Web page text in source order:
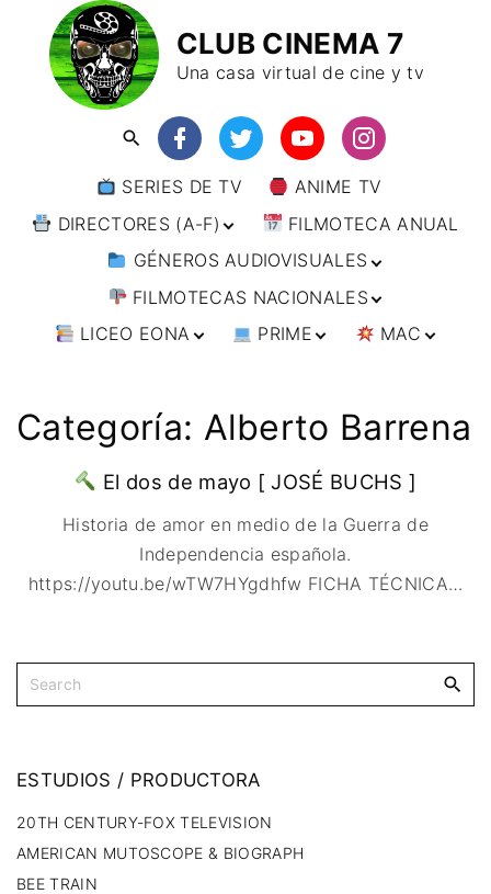
CLUB CINEMA 7
Una casa virtual de cine y tv
SERIES DE TV
ANIME TV
DIRECTORES (A-F)
DIRECTORES (F-L)
DIRECTORES (L-
W)
FILMOTECA ANUAL
GÉNEROS AUDIOVISUALES
ANIMACIÓN
ARTES MARCIALES
CINE DOCUMENTAL
CINE NEGRO / CRIMEN /
ESPIONAJE
COMEDIA
DRAMA
ÉPICO / MITOLÓGICO
TERROR
FILMOTECAS NACIONALES
AFRICA
BRASIL
CHILE
ESTADOS UNIDOS
ASIA
INDIA
JAPÓN
RUSIA
EUROPA
ALEMANIA
AUSTRIA
ESPAÑA
PAISES BAJOS
REINO UNIDO
OCEANIA AUSTRALIA
LICEO EONA
TALLERES
ONLINE
IMAGEN & VIDEO
SERVICIOS DE
DISEÑO WEB
PRIME
IMPRESCINDIBLES
MAC
🗨 CÓMICS
Categoría: Alberto Barrena
El dos de mayo [ JOSÉ BUCHS ]
Historia de amor en medio de la Guerra de
Independencia española.
https://youtu.be/wTW7HYgdhfw FICHA TÉCNICA…
ESTUDIOS / PRODUCTORA
20TH CENTURY-FOX TELEVISION
AMERICAN MUTOSCOPE & BIOGRAPH
BEE TRAIN